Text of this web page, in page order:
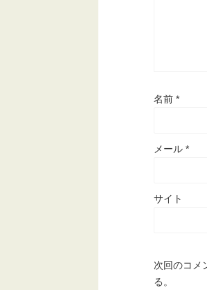
名前 *
メール *
サイト
次回のコメ
る。